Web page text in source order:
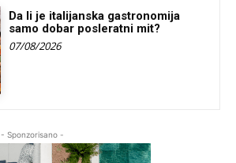
Da li je italijanska gastronomija
samo dobar posleratni mit?
07/08/2026
- Sponzorisano -